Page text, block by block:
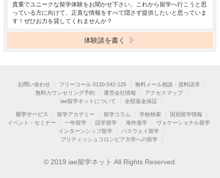
貴重でユニークな留学体験をお聞かせ下さい。これから留学へ行こうと思
っている方に向けて、正直な情報をすべて隠さず提供したいと思っていま
す！ぜひお力を貸してくれませんか？
体験談を書く
お問い合わせ フリーコール 0120-542-125
無料メール相談・資料請求
無料カウンセリング予約
運営会社情報
アクセスマップ
iae留学ネットについて
全額返金保証
留学サービス 留学アカデミー 留学コラム 学校検索
国別留学情報
イベント・セミナー
一年留学 語学留学 海外進学
ヴォケーショナル留学
インターンシップ留学
パスウェイ留学
ブリティッシュコロンビア大学への留学
© 2019 iae留学ネット All Rights Reserved.